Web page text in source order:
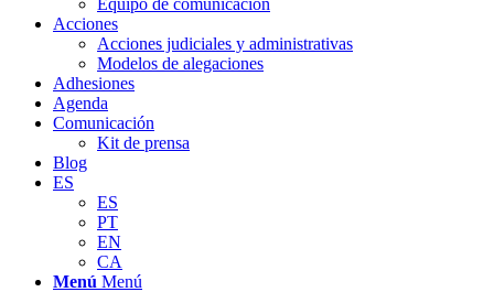
Equipo de comunicación
Acciones
Acciones judiciales y administrativas
Modelos de alegaciones
Adhesiones
Agenda
Comunicación
Kit de prensa
Blog
ES
ES
PT
EN
CA
Menú Menú